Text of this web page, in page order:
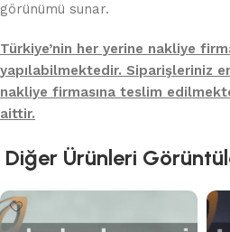
görünümü sunar.
Türkiye’nin her yerine nakliye
yapılabilmektedir. Siparişleriniz
nakliye firmasına teslim
aittir.
Diğer Ürünleri